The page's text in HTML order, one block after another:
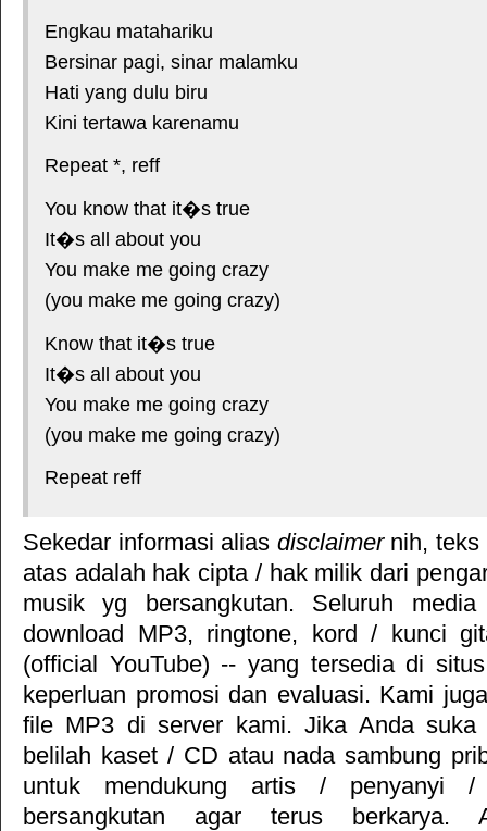
Engkau matahariku
Bersinar pagi, sinar malamku
Hati yang dulu biru
Kini tertawa karenamu
Repeat *, reff
You know that it�s true
It�s all about you
You make me going crazy
(you make me going crazy)
Know that it�s true
It�s all about you
You make me going crazy
(you make me going crazy)
Repeat reff
Sekedar informasi alias disclaimernih, teks
atas adalah hak cipta / hak milik dari
musik yg bersangkutan. Seluruh
download MP3, ringtone, kord / kunci
(official YouTube) -- yang tersedia di
keperluan promosi dan evaluasi. Kami
file MP3 di server kami. Jika Anda
belilah kaset / CD atau nada sambung
untuk mendukung artis / penyanyi
bersangkutan agar terus berkarya.